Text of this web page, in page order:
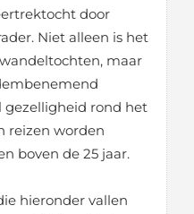
door
Niet alleen is het
maar
gezelligheid rond het
reizen worden
boven de 25 jaar.
hieronder vallen